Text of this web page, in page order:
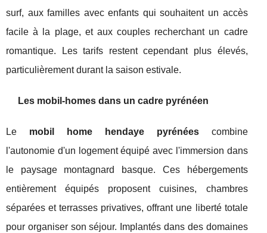
surf, aux familles avec enfants qui souhaitent un accès
facile à la plage, et aux couples recherchant un cadre
romantique. Les tarifs restent cependant plus élevés,
particulièrement durant la saison estivale.
Les mobil-homes dans un cadre pyrénéen
Le mobil home hendaye pyrénéescombine
l'autonomie d'un logement équipé avec l'immersion dans
le paysage montagnard basque. Ces hébergements
entièrement équipés proposent cuisines, chambres
séparées et terrasses privatives, offrant une liberté totale
pour organiser son séjour. Implantés dans des domaines